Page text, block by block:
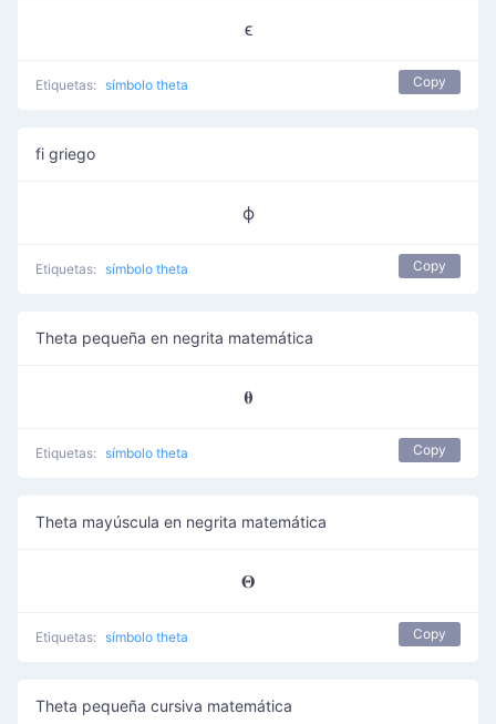
ϵ
Etiquetas: símbolo theta Copy
fi griego
ϕ
Etiquetas: símbolo theta Copy
Theta pequeña en negrita matemática
𝛉
Etiquetas: símbolo theta Copy
Theta mayúscula en negrita matemática
𝚯
Etiquetas: símbolo theta Copy
Theta pequeña cursiva matemática